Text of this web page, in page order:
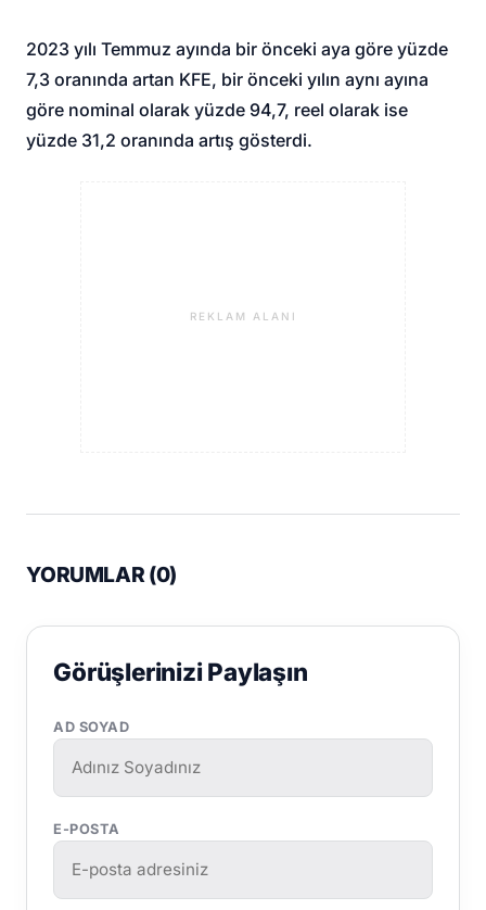
2023 yılı Temmuz ayında bir önceki aya göre yüzde
7,3 oranında artan KFE, bir önceki yılın aynı ayına
göre nominal olarak yüzde 94,7, reel olarak ise
yüzde 31,2 oranında artış gösterdi.
REKLAM ALANI
YORUMLAR (0)
Görüşlerinizi Paylaşın
AD SOYAD
E-POSTA